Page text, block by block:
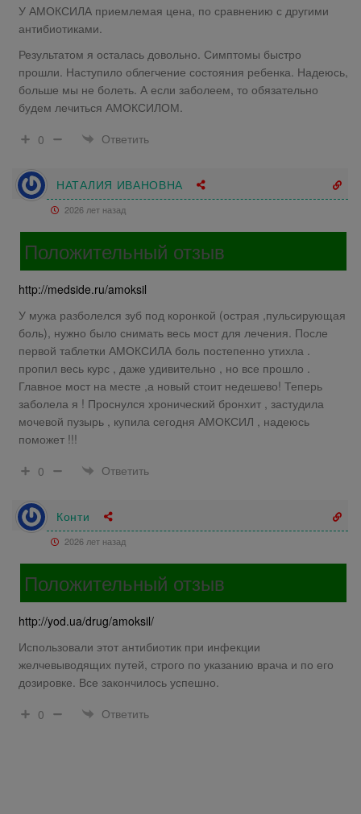
У АМОКСИЛА приемлемая цена, по сравнению с другими
антибиотиками.
Результатом я осталась довольно. Симптомы быстро
прошли. Наступило облегчение состояния ребенка. Надеюсь,
больше мы не болеть. А если заболеем, то обязательно
будем лечиться АМОКСИЛОМ.
0
Ответить
НАТАЛИЯ ИВАНОВНА
2026 лет назад
Положительный отзыв
http://medside.ru/amoksil
У мужа разболелся зуб под коронкой (острая ,пульсирующая
боль), нужно было снимать весь мост для лечения. После
первой таблетки АМОКСИЛА боль постепенно утихла .
пропил весь курс , даже удивительно , но все прошло .
Главное мост на месте ,а новый стоит недешево! Теперь
заболела я ! Проснулся хронический бронхит , застудила
мочевой пузырь , купила сегодня АМОКСИЛ , надеюсь
поможет !!!
0
Ответить
Конти
2026 лет назад
Положительный отзыв
http://yod.ua/drug/amoksil/
Использовали этот антибиотик при инфекции
желчевыводящих путей, строго по указанию врача и по его
дозировке. Все закончилось успешно.
0
Ответить